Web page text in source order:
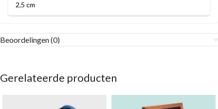
2,5 cm
Beoordelingen (0)
Gerelateerde producten